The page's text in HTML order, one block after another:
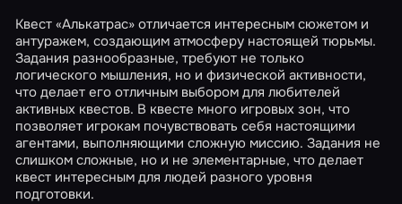
Квест «Алькатрас» отличается интересным сюжетом и
антуражем, создающим атмосферу настоящей тюрьмы.
Задания разнообразные, требуют не только
логического мышления, но и физической активности,
что делает его отличным выбором для любителей
активных квестов. В квесте много игровых зон, что
позволяет игрокам почувствовать себя настоящими
агентами, выполняющими сложную миссию. Задания не
слишком сложные, но и не элементарные, что делает
квест интересным для людей разного уровня
подготовки.